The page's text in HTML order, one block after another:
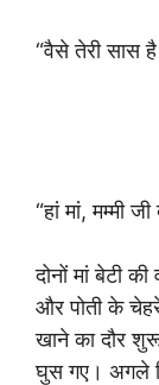
“वैसे तेरी सास
“हां मां, मम्मी
दोनों मां बेटी
और पोती के
खाने का दौर
घुस गए। अगले